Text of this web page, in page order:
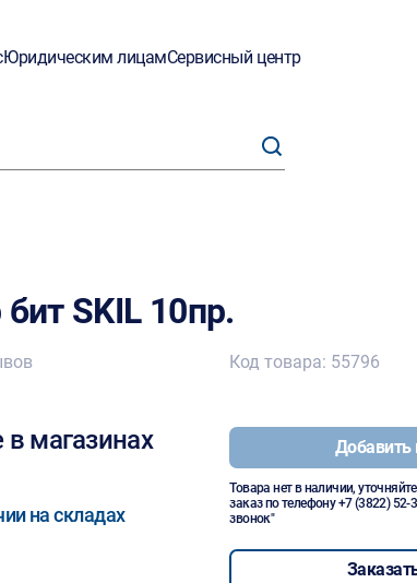
Юридическим лицамСервисный центр
SKIL 10пр.
магазинах
на складах
Код товара: 55796
Добавить
Товара нет в наличии,
заказ по телефону+7 (3822) 52-
звонок"